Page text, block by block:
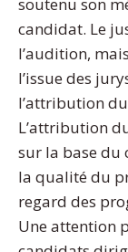
candidat. Le
l’audition,
l’issue des
l’attribution
L’attribution
sur la base du
la qualité du
regard des
Une attention